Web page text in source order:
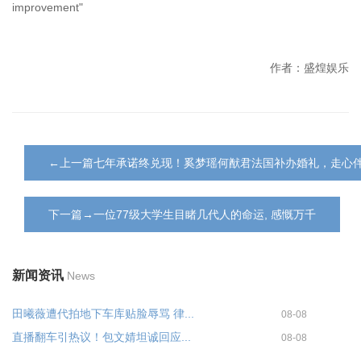
improvement"
作者：盛煌娱乐
←上一篇七年承诺终兑现！奚梦瑶何猷君法国补办婚礼，走心
下一篇→一位77级大学生目睹几代人的命运, 感慨万千
新闻资讯 News
田曦薇遭代拍地下车库贴脸辱骂 律... 08-08
直播翻车引热议！包文婧坦诚回应... 08-08